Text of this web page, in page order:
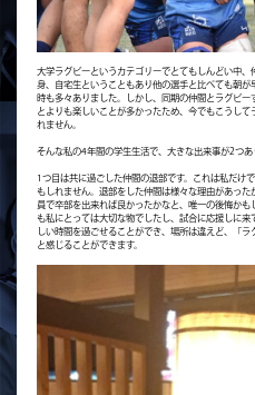
大学ラグビーというカテゴリーでとてもしんどい中
身、自宅生ということもあり他の選手と比べても朝
時も多々ありました。しかし、同期の仲間とラグビ
とよりも楽しいことが多かったため、今でもこうし
れません。
そんな私の4年間の学生生活で、大きな出来事が2つあ
1つ目は共に過ごした仲間の退部です。これは私だけ
もしれません。退部をした仲間は様々な理由があっ
員で卒部を出来れば良かったかなと、唯一の後悔か
も私にとっては大切な物でしたし、試合に応援しに
しい時間を過ごせることができ、場所は違えど、「
と感じることができます。